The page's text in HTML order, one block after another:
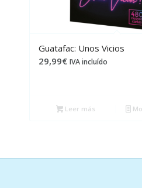
Guatafac: Unos Vicios
29,99€ IVA incluído
Leer más